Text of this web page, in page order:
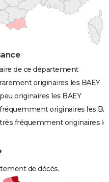
de ce département
originaires les BAEY
originaires les BAEY
originaires les
fréquemment originaires
de décès.